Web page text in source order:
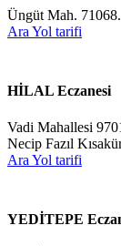
Üngüt Mah.
Ara Yol tarifi
HİLAL Eczanesi
Vadi Mahallesi
Necip Fazıl
Ara Yol tarifi
YEDİTEPE